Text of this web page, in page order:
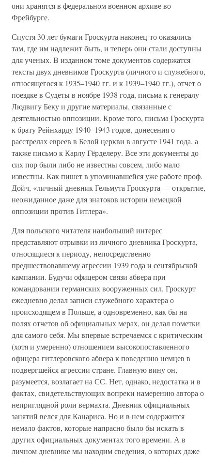
они хранятся в федеральном военном архиве во
Фрейбурге.
Спустя 30 лет бумаги Гроскурта наконец-то оказались
там, где им надлежит быть, и теперь они стали доступны
для ученых. В изданном томе документов содержатся
тексты двух дневников Гроскурта (личного и служебного,
относящегося к 1935–1940 гг. и к 1939–1940 гг.), отчет о
поездке в Судеты в ноябре 1938 года, письма к генералу
Людвигу Беку и другие материалы, связанные с
деятельностью оппозиции. Кроме того, письма Гроскурта
к брату Рейнхарду 1940–1943 годов, донесения о
расстрелах евреев в Белой церкви в августе 1941 года, а
также письмо к Карлу Гёрделеру. Все эти документы до
сих пор были либо не известны совсем, либо мало
известны. Как пишет в упоминавшейся уже работе проф.
Дойч, «личный дневник Гельмута Гроскурта — открытие,
неожиданное даже для знатоков истории немецкой
оппозиции против Гитлера».
Для польского читателя наибольший интерес
представляют отрывки из личного дневника Гроскурта,
относящиеся к периоду, непосредственно
предшествовавшему агрессии 1939 года и сентябрьской
кампании. Будучи офицером связи абвера при
командовании германских вооруженных сил, Гроскурт
ежедневно делал записи служебного характера о
происходящем в Польше, а одновременно, как бы на
полях отчетов об официальных мерах, он делал пометки
для самого себя. Мы впервые встречаемся с критическим
(хотя и умеренно) отношением высокопоставленного
офицера гитлеровского абвера к поведению немцев в
подвергшейся агрессии стране. Главную вину он,
разумеется, возлагает на СС. Нет, однако, недостатка и в
фактах, свидетельствующих вопреки намерению автора о
неприглядной роли вермахта. Дневник официальных
занятий велся для Канариса. Но и в нем содержится
немало фактов, которые напрасно было бы искать в
других официальных документах того времени. А в
личном дневнике мы находим сведения, о которых даже